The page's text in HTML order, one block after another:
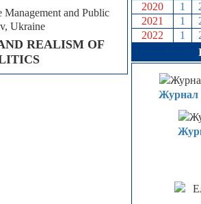
and Public
Ukraine
REALISM OF
2020
1
2021
1
2022
1
Журнал